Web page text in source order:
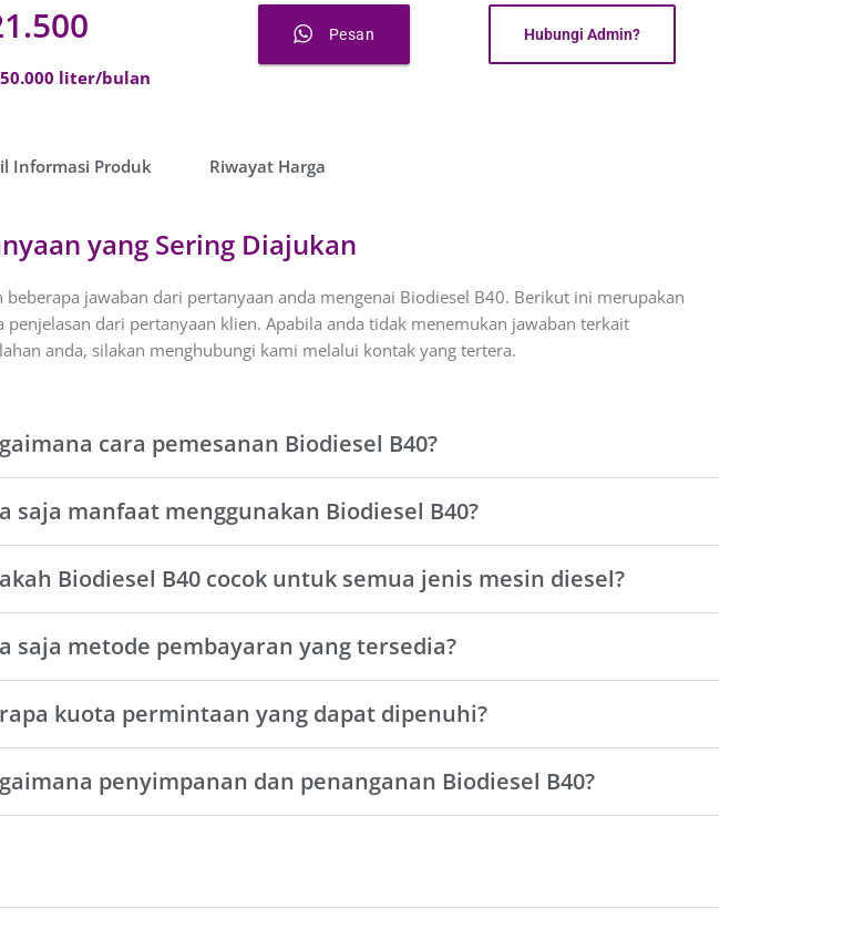
liter/bulan
Pesan Hubungi Admin?
Informasi Produk​ Riwayat Harga​
yang Sering Diajukan
beberapa jawaban dari pertanyaan anda mengenai Biodiesel B40. Berikut ini merupakan
penjelasan dari pertanyaan klien. Apabila anda tidak menemukan jawaban terkait
anda, silakan menghubungi kami melalui kontak yang tertera.
cara pemesanan Biodiesel B40?
saja manfaat menggunakan Biodiesel B40?
Biodiesel B40 cocok untuk semua jenis mesin diesel?
saja metode pembayaran yang tersedia?
kuota permintaan yang dapat dipenuhi?
penyimpanan dan penanganan Biodiesel B40?